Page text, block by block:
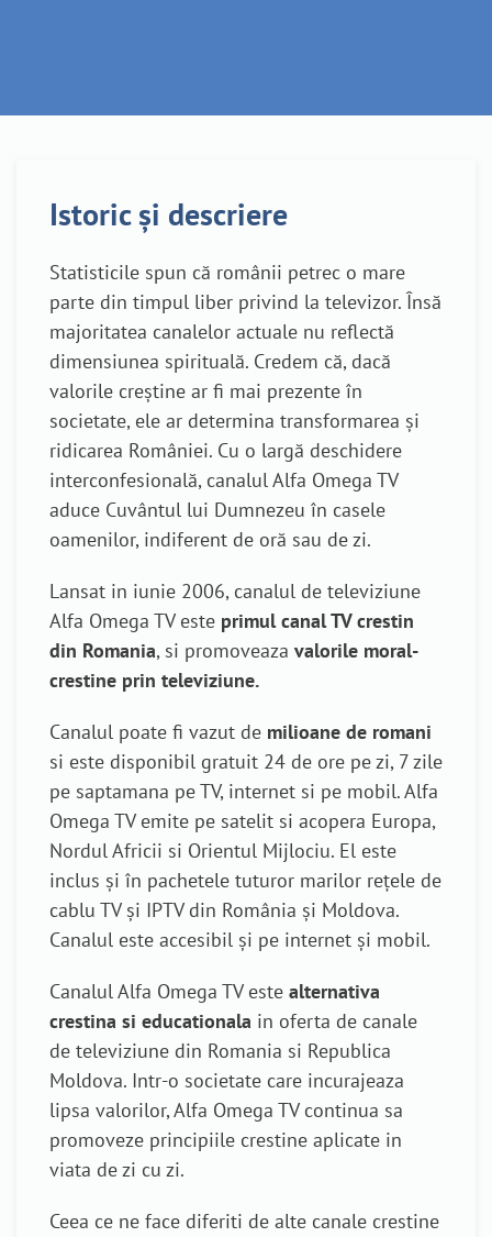
Istoric și descriere
Statisticile spun că românii petrec o mare
parte din timpul liber privind la televizor. Însă
majoritatea canalelor actuale nu reflectă
dimensiunea spirituală. Credem că, dacă
valorile creștine ar fi mai prezente în
societate, ele ar determina transformarea și
ridicarea României. Cu o largă deschidere
interconfesională, canalul Alfa Omega TV
aduce Cuvântul lui Dumnezeu în casele
oamenilor, indiferent de oră sau de zi.
Lansat in iunie 2006, canalul de televiziune
Alfa Omega TV este primul canal TV crestin
din Romania, si promoveaza valorile moral-
crestine prin televiziune.
Canalul poate fi vazut de milioane de romani
si este disponibil gratuit 24 de ore pe zi, 7 zile
pe saptamana pe TV, internet si pe mobil. Alfa
Omega TV emite pe satelit si acopera Europa,
Nordul Africii si Orientul Mijlociu. El este
inclus și în pachetele tuturor marilor rețele de
cablu TV și IPTV din România și Moldova.
Canalul este accesibil și pe internet și mobil.
Canalul Alfa Omega TV este alternativa
crestina si educationala in oferta de canale
de televiziune din Romania si Republica
Moldova. Intr-o societate care incurajeaza
lipsa valorilor, Alfa Omega TV continua sa
promoveze principiile crestine aplicate in
viata de zi cu zi.
Ceea ce ne face diferiti de alte canale crestine